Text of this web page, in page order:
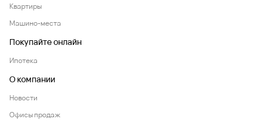
Квартиры
Машино-места
Покупайте онлайн
Ипотека
О компании
Новости
Офисы продаж